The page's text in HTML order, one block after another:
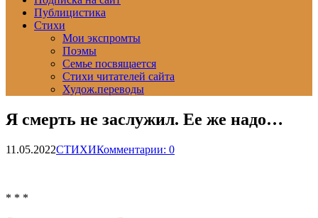
Публицистика
Стихи
Мои экспромты
Поэмы
Семье посвящается
Стихи читателей сайта
Худож.переводы
Я смерть не заслужил. Ее же надо…
11.05.2022СТИХИКомментарии: 0
* * *